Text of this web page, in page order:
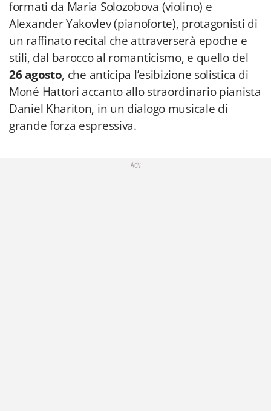
26 agosto, che anticipa l’esibizione solistica di
Moné Hattori accanto allo straordinario pianista
Daniel Khariton, in un dialogo musicale di
grande forza espressiva.
Adv